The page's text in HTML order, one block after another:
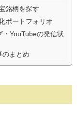
銘柄を探す
ポートフォリオ
YouTubeの発信状
のまとめ